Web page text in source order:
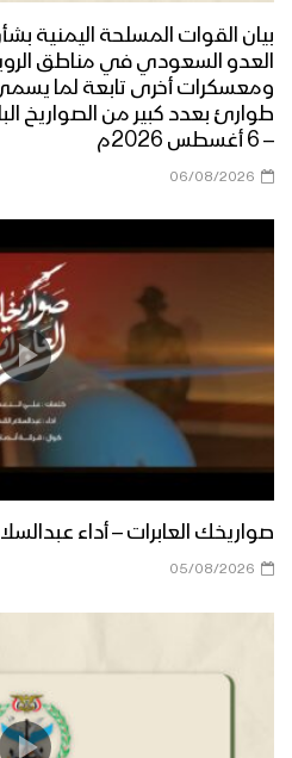
بيان القوات المسلحة اليمنية
العدو السعودي في مناطق
ومعسكرات أخرى تابعة لما يسمى
طوارئ بعدد كبير من الصواريخ
– 6 أغسطس 2026م
06/08/2026
صواريخك العابرات – أداء عبدالسلام
05/08/2026